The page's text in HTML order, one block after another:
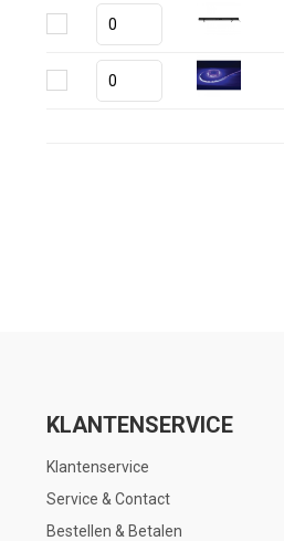
KLANTENSERVICE
Klantenservice
Service & Contact
Bestellen & Betalen